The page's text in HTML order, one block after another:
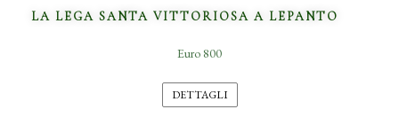
LA LEGA SANTA VITTORIOSA A LEPANTO
Euro 800
DETTAGLI